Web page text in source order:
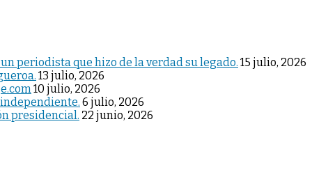
periodista que hizo de la verdad su legado. 15 julio, 2026
13 julio, 2026
10 julio, 2026
6 julio, 2026
presidencial. 22 junio, 2026